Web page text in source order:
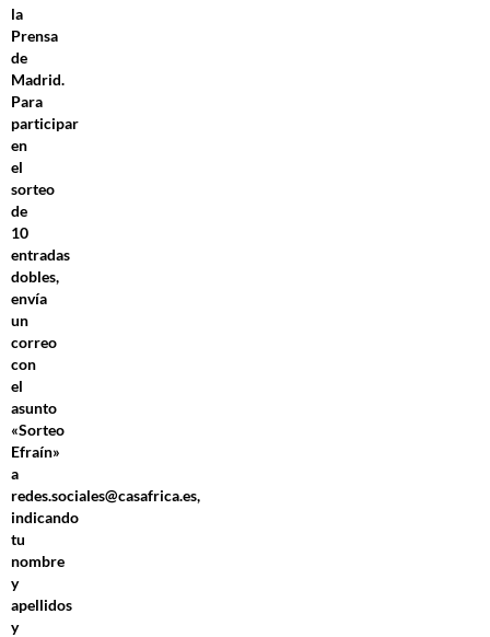
la
Prensa
de
Madrid.
Para
participar
en
el
sorteo
de
10
entradas
dobles,
envía
un
correo
con
el
asunto
«Sorteo
Efraín»
a
redes.sociales@casafrica.es,
indicando
tu
nombre
y
apellidos
y